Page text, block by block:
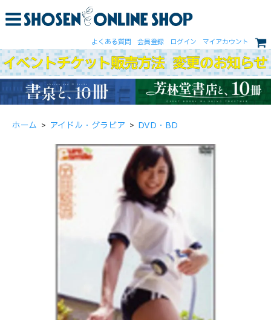
よくある質問 会員登録 ログイン マイアカウント
ホーム > アイドル・グラビア > DVD・BD